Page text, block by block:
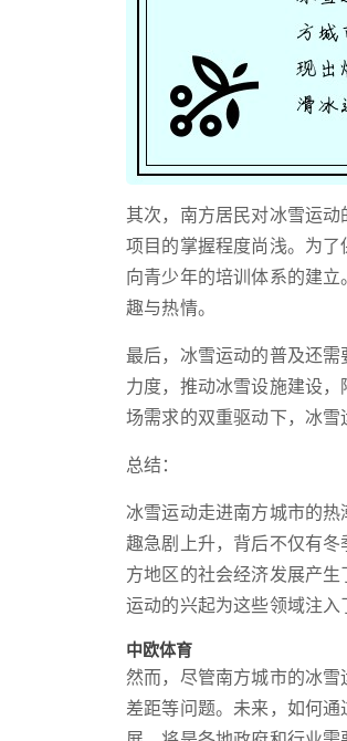
其次，南方居民对冰雪运
项目的掌握程度尚浅。为
向青少年的培训体系的建
趣与热情。
最后，冰雪运动的普及还
力度，推动冰雪设施建设
场需求的双重驱动下，冰雪
总结：
冰雪运动走进南方城市的
趣急剧上升，背后不仅有
方地区的社会经济发展产
运动的兴起为这些领域注入
中欧体育
然而，尽管南方城市的冰
差距等问题。未来，如何